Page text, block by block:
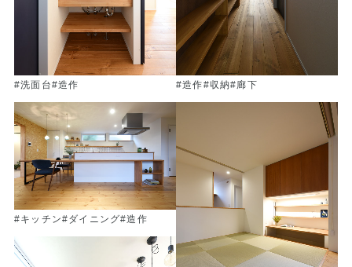
#洗面台#造作 #造作#収納#廊下
#キッチン#ダイニング#造作